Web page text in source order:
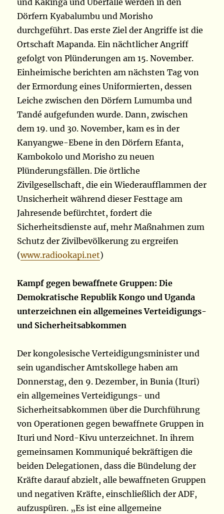
und Kakinga und Überfälle werden in den
Dörfern Kyabalumbu und Morisho
durchgeführt. Das erste Ziel der Angriffe ist die
Ortschaft Mapanda. Ein nächtlicher Angriff
gefolgt von Plünderungen am 15. November.
Einheimische berichten am nächsten Tag von
der Ermordung eines Uniformierten, dessen
Leiche zwischen den Dörfern Lumumba und
Tandé aufgefunden wurde. Dann, zwischen
dem 19. und 30. November, kam es in der
Kanyangwe-Ebene in den Dörfern Efanta,
Kambokolo und Morisho zu neuen
Plünderungsfällen. Die örtliche
Zivilgesellschaft, die ein Wiederaufflammen der
Unsicherheit während dieser Festtage am
Jahresende befürchtet, fordert die
Sicherheitsdienste auf, mehr Maßnahmen zum
Schutz der Zivilbevölkerung zu ergreifen
(www.radiookapi.net)
Kampf gegen bewaffnete Gruppen: Die
Demokratische Republik Kongo und Uganda
unterzeichnen ein allgemeines Verteidigungs-
und Sicherheitsabkommen
Der kongolesische Verteidigungsminister und
sein ugandischer Amtskollege haben am
Donnerstag, den 9. Dezember, in Bunia (Ituri)
ein allgemeines Verteidigungs- und
Sicherheitsabkommen über die Durchführung
von Operationen gegen bewaffnete Gruppen in
Ituri und Nord-Kivu unterzeichnet. In ihrem
gemeinsamen Kommuniqué bekräftigen die
beiden Delegationen, dass die Bündelung der
Kräfte darauf abzielt, alle bewaffneten Gruppen
und negativen Kräfte, einschließlich der ADF,
aufzuspüren. „Es ist eine allgemeine